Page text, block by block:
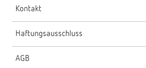
Kontakt
Haftungsausschluss
AGB